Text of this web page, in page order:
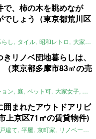
、柿の木を眺めなが
でしょう（東京都荒川区
し タイル 昭和レトロ 大家女子
リノベ団地暮らしは、
東京都多摩市83㎡の売
ン 庭 ペット可 大家女子 団
まれたアウトドアリビ
上京区71㎡の賃貸物件)
戸建て 平屋 京町家 リノベーション